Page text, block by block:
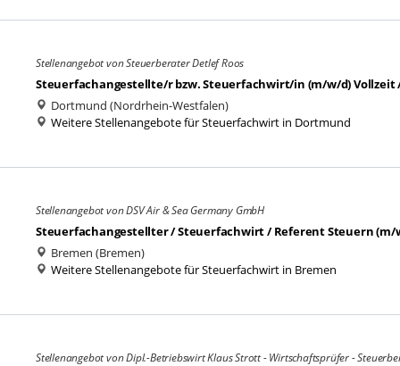
Stellenangebot von Steuerberater Detlef Roos
Steuerfachangestellte/r bzw. Steuerfachwirt/in (m/w/d) Vollzeit
Dortmund (Nordrhein-Westfalen)
Weitere Stellenangebote für Steuerfachwirt in Dortmund
Stellenangebot von DSV Air & Sea Germany GmbH
Steuerfachangestellter / Steuerfachwirt / Referent Steuern (m/
Bremen (Bremen)
Weitere Stellenangebote für Steuerfachwirt in Bremen
Stellenangebot von Dipl.-Betriebswirt Klaus Strott - Wirtschaftsprüfer -